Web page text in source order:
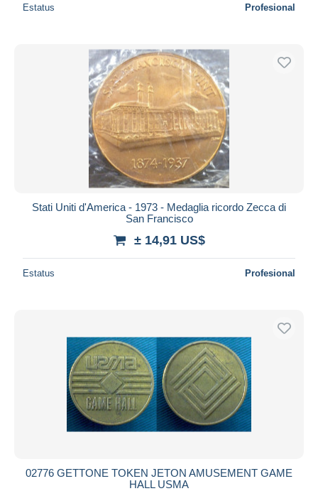
Estatus Profesional
Stati Uniti d'America - 1973 - Medaglia ricordo Zecca di
San Francisco
± 14,91 US$
Estatus Profesional
02776 GETTONE TOKEN JETON AMUSEMENT GAME
HALL USMA